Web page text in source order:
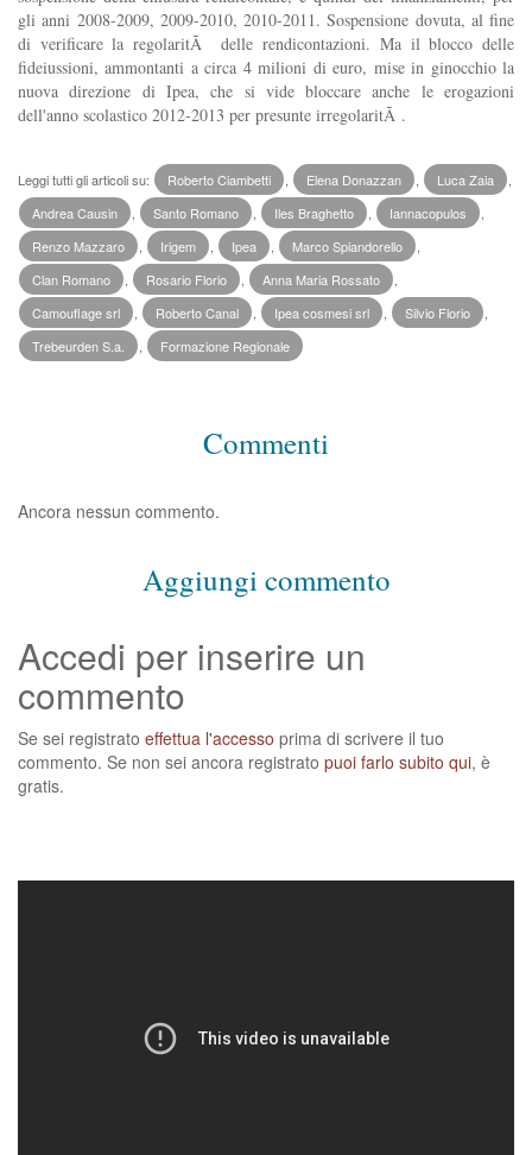
gli anni 2008-2009, 2009-2010, 2010-2011. Sospensione dovuta, al fine
di verificare la regolaritÃ delle rendicontazioni. Ma il blocco delle
fideiussioni, ammontanti a circa 4 milioni di euro, mise in ginocchio la
nuova direzione di Ipea, che si vide bloccare anche le erogazioni
dell'anno scolastico 2012-2013 per presunte irregolaritÃ .
Leggi tutti gli articoli su: Roberto Ciambetti Elena Donazzan Luca Zaia
Andrea Causin
Santo Romano Iles Braghetto Iannacopulos
Renzo Mazzaro
Irigem Ipea Marco Spiandorello
Clan Romano
Rosario Florio Anna Maria Rossato
Camouflage srl
Roberto Canal Ipea cosmesi srl Silvio Florio
Trebeurden S.a.
Formazione Regionale
Commenti
Ancora nessun commento.
Aggiungi commento
Accedi per inserire un
commento
Se sei registrato effettua l'accesso prima di scrivere il tuo
commento. Se non sei ancora registrato puoi farlo subito qui, è
gratis.